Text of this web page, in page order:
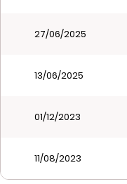
27/06/2025
13/06/2025
01/12/2023
11/08/2023